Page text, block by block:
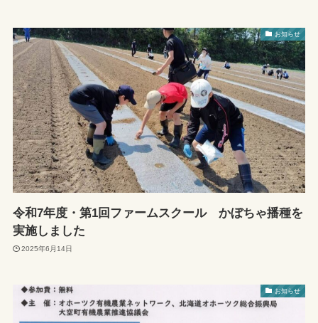
お知らせ
令和7年度・第1回ファームスクール かぼちゃ播種を
実施しました
2025年6月14日
お知らせ